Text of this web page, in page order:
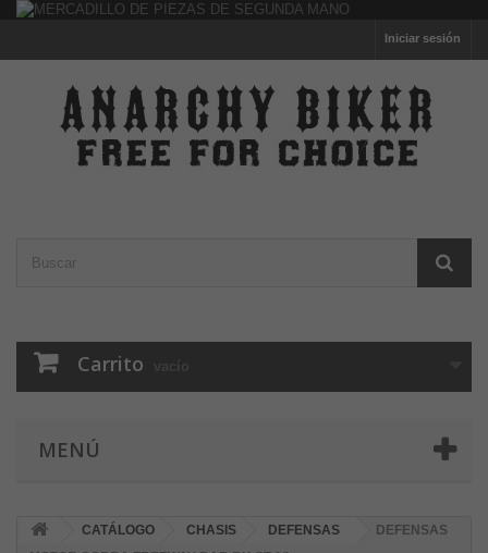
Iniciar sesión
Carrito vacío
MENÚ
CATÁLOGO CHASIS DEFENSAS
DEFENSAS